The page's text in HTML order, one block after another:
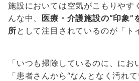
施設においては空気がこもりやす
んな中、 医療・介護施設の“印象”
所として注目されているのが「ト
「いつも掃除しているのに、にお
「患者さんから“なんとなく汚れ